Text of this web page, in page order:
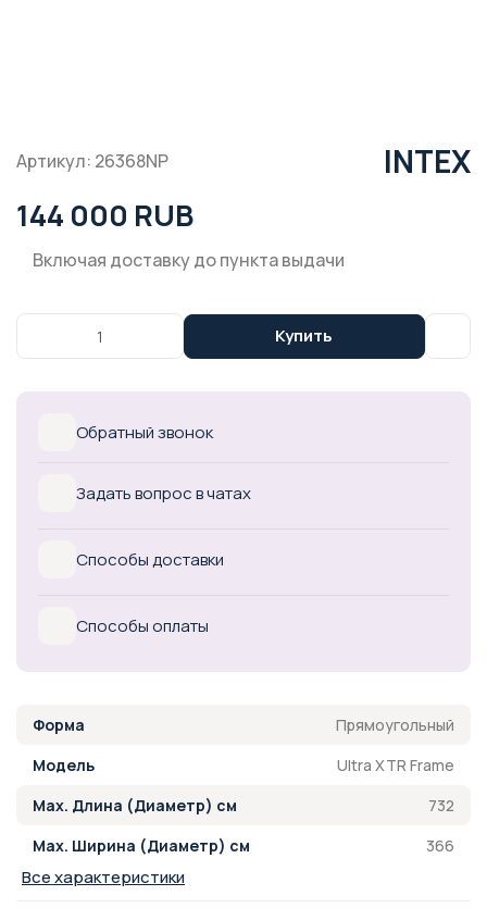
Артикул: 26368NP INTEX
144 000 RUB
Включая доставку до пункта выдачи
Купить
Обратный звонок
Задать вопрос в чатах
Способы доставки
Способы оплаты
Форма
Прямоугольный
Модель
Ultra XTR Frame
Max. Длина (Диаметр) см
732
Max. Ширина (Диаметр) см
366
Все характеристики